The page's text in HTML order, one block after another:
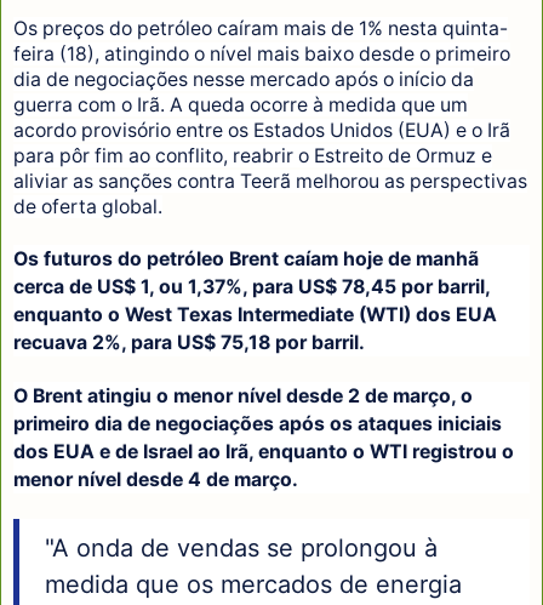
Os preços do petróleo caíram mais de 1% nesta quinta-
feira (18), atingindo o nível mais baixo desde o primeiro
dia de negociações nesse mercado após o início da
guerra com o Irã. A queda ocorre à medida que um
acordo provisório entre os Estados Unidos (EUA) e o Irã
para pôr fim ao conflito, reabrir o Estreito de Ormuz e
aliviar as sanções contra Teerã melhorou as perspectivas
de oferta global.
Os futuros do petróleo Brent caíam hoje de manhã
cerca de US$ 1, ou 1,37%, para US$ 78,45 por barril,
enquanto o West Texas Intermediate (WTI) dos EUA
recuava 2%, para US$ 75,18 por barril.
O Brent atingiu o menor nível desde 2 de março, o
primeiro dia de negociações após os ataques iniciais
dos EUA e de Israel ao Irã, enquanto o WTI registrou o
menor nível desde 4 de março.
"A onda de vendas se prolongou à
medida que os mercados de energia